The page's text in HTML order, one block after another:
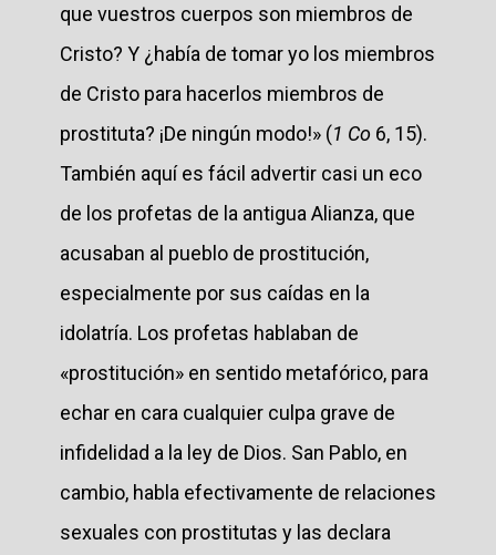
que vuestros cuerpos son miembros de
Cristo? Y ¿había de tomar yo los miembros
de Cristo para hacerlos miembros de
prostituta? ¡De ningún modo!» (1 Co 6, 15).
También aquí es fácil advertir casi un eco
de los profetas de la antigua Alianza, que
acusaban al pueblo de prostitución,
especialmente por sus caídas en la
idolatría. Los profetas hablaban de
«prostitución» en sentido metafórico, para
echar en cara cualquier culpa grave de
infidelidad a la ley de Dios. San Pablo, en
cambio, habla efectivamente de relaciones
sexuales con prostitutas y las declara